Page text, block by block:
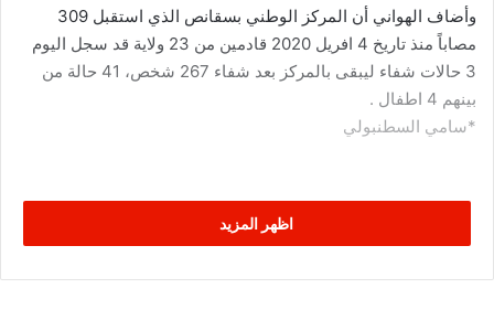
وأضاف الهواني أن المركز الوطني بسقانص الذي استقبل 309
مصاباً منذ تاريخ 4 افريل 2020 قادمين من 23 ولاية قد سجل اليوم
3 حالات شفاء ليبقى بالمركز بعد شفاء 267 شخص، 41 حالة من
بينهم 4 اطفال .
*سامي السطنبولي
اظهر المزيد